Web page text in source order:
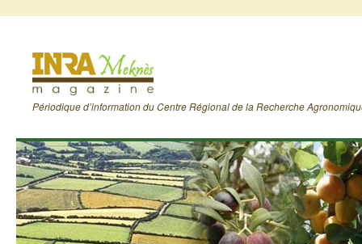
Périodique d’information du Centre Régional de la Recherche